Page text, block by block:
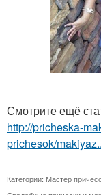
Смотрите ещё
http://pricheska-
prichesok/
Категории: Мастер